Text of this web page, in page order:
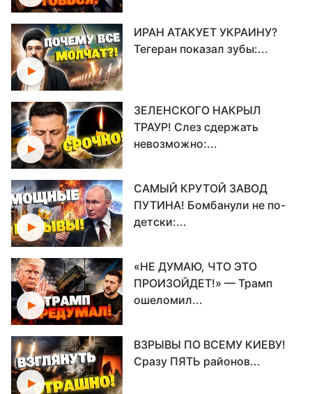
ИРАН АТАКУЕТ УКРАИНУ?
Тегеран показал зубы:...
ЗЕЛЕНСКОГО НАКРЫЛ
ТРАУР! Слез сдержать
невозможно:...
САМЫЙ КРУТОЙ ЗАВОД
ПУТИНА! Бомбанули не по-
детски:...
«НЕ ДУМАЮ, ЧТО ЭТО
ПРОИЗОЙДЕТ!» — Трамп
ошеломил...
ВЗРЫВЫ ПО ВСЕМУ КИЕВУ!
Сразу ПЯТЬ районов...